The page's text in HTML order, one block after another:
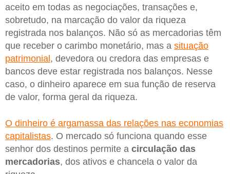
aceito em todas as negociações, transações e,
sobretudo, na marcação do valor da riqueza
registrada nos balanços. Não só as mercadorias têm
que receber o carimbo monetário, mas a situação
patrimonial, devedora ou credora das empresas e
bancos deve estar registrada nos balanços. Nesse
caso, o dinheiro aparece em sua função de reserva
de valor, forma geral da riqueza.
O dinheiro é argamassa das relações nas economias
capitalistas. O mercado só funciona quando esse
senhor dos destinos permite a circulação das
mercadorias, dos ativos e chancela o valor da